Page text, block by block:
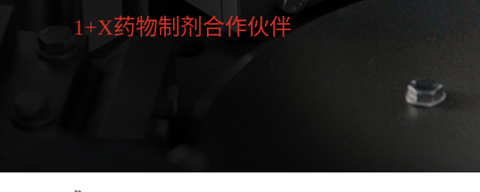
1+X药物制剂合作伙伴